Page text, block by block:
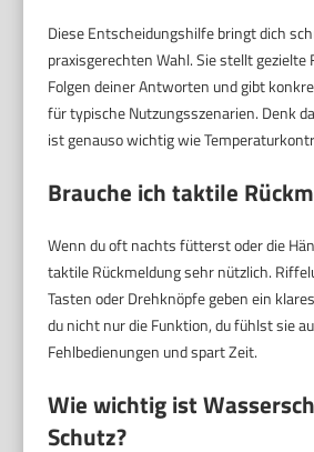
Diese Entscheidungshilfe bringt dich
praxisgerechten Wahl. Sie stellt gezielte
Folgen deiner Antworten und gibt
für typische Nutzungsszenarien. Denk
ist genauso wichtig wie
Brauche ichtaktile
Wenn du oft nachts fütterst oder die
taktile Rückmeldung sehr nützlich.
Tasten oder Drehknöpfe geben ein
du nicht nur die Funktion, du fühlst sie
Fehlbedienungen und spart Zeit.
Wie wichtig ist
Schutz?